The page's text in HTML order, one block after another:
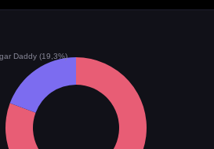
Daddy (19,3%)